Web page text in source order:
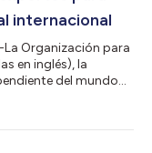
internacional
La Organización para
en inglés), la
del mundo
destinada a